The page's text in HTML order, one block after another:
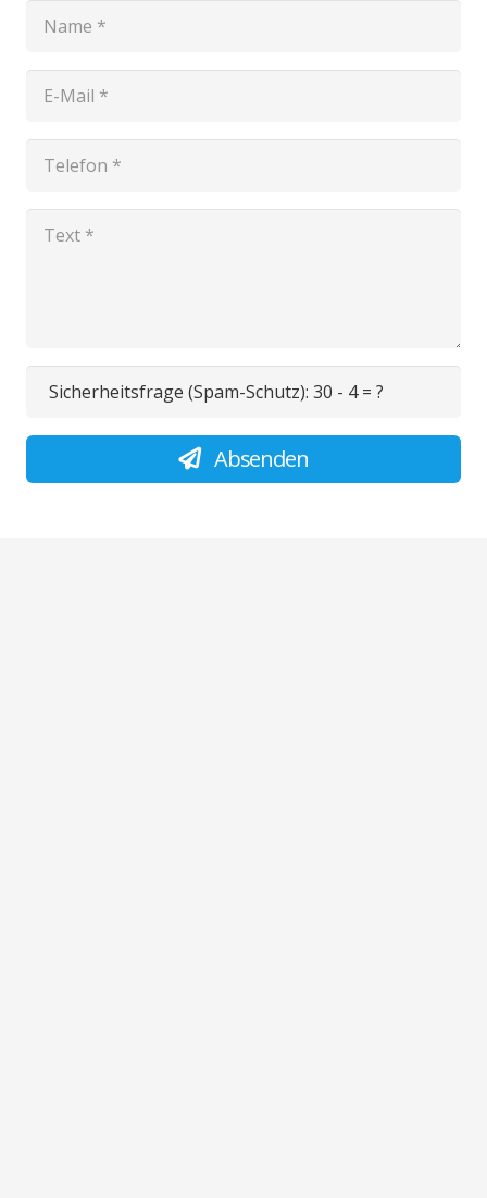
Sicherheitsfrage (Spam-Schutz): 30 - 4 = ?
Absenden